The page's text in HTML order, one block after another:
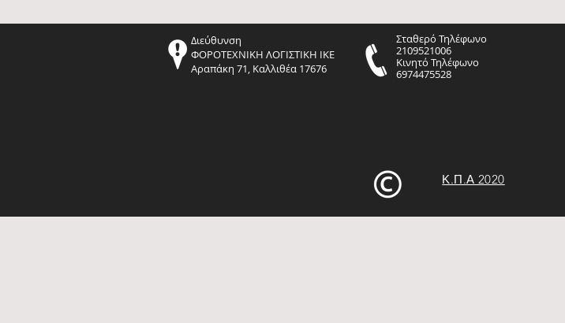
Διεύθυνση
ΦΟΡΟΤΕΧΝΙΚΗ ΛΟΓΙΣΤΙΚΗ ΙΚΕ
Αραπάκη 71, Καλλιθέα 17676
Σταθερό Τηλέφωνο
2109521006
Κινητό Τηλέφωνο
6974475528
Κ.Π.Α 2020